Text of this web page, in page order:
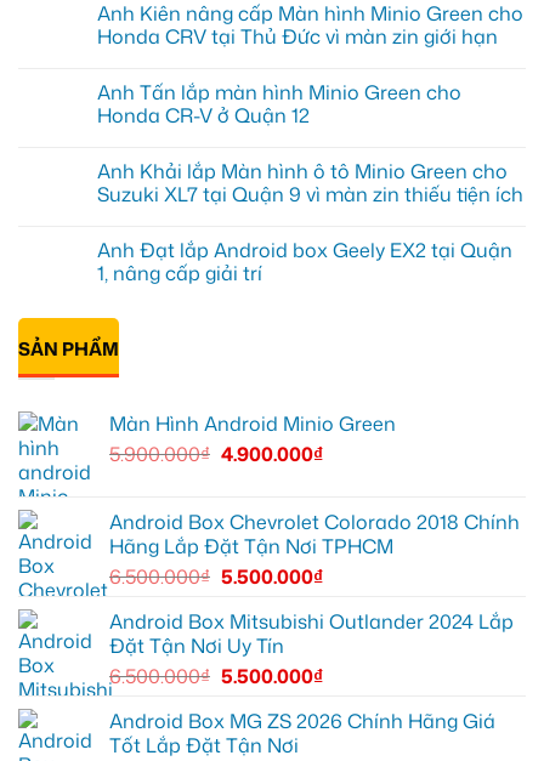
bình
luận
ở
Anh
lắp
cam
70mai
cho
VF5
chính
hãng
Anh Kiên nâng cấp Màn hình Minio Green cho
Honda CRV tại Thủ Đức vì màn zin giới hạn
bình
luận
ở
nâng
cấp
Màn
Green
cho
Honda
Thủ
Đức
vì
màn
hạn
Anh Tấn lắp màn hình Minio Green cho
Honda CR-V ở Quận 12
bình
luận
ở
lắp
màn
hình
cho
Honda
CR-
V
Anh Khải lắp Màn hình ô tô Minio Green cho
Suzuki XL7 tại Quận 9 vì màn zin thiếu tiện ích
bình
luận
ở
Màn
hình
ô
Green
Suzuki
màn
zin
thiếu
tiện
ích
Anh Đạt lắp Android box Geely EX2 tại Quận
1, nâng cấp giải trí
có
bình
luận
ở
Anh
Android
Geely
nâng
cấp
giải
trí
SẢN PHẨM
Màn Hình Android Minio Green
5.900.000₫ 4.900.000₫
Android Box Chevrolet Colorado 2018 Chính
Hãng Lắp Đặt Tận Nơi TPHCM
6.500.000₫ 5.500.000₫
Android Box Mitsubishi Outlander 2024 Lắp
Đặt Tận Nơi Uy Tín
6.500.000₫ 5.500.000₫
Android Box MG ZS 2026 Chính Hãng Giá
Tốt Lắp Đặt Tận Nơi